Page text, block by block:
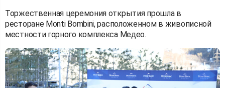
Торжественная церемония открытия прошла в
ресторане Monti Bombini, расположенном в живописной
местности горного комплекса Медео.